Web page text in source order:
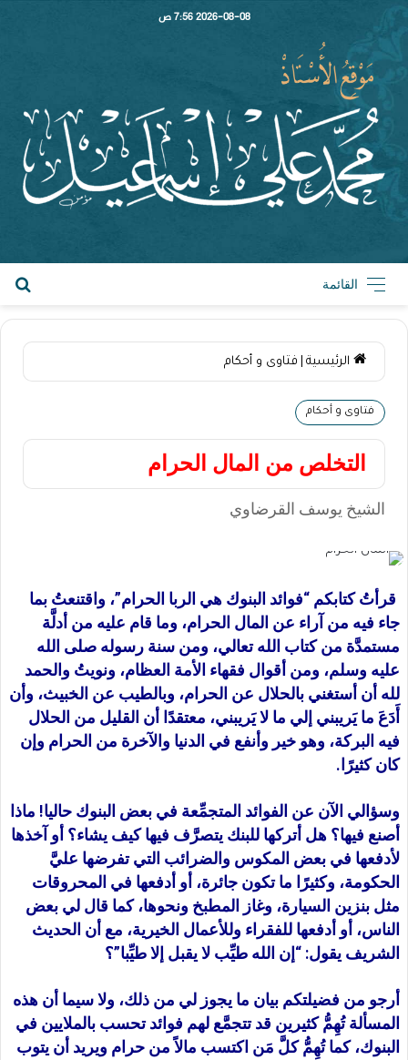
2026-08-08 7:56 ص
القائمة
الرئيسية فتاوى و أحكام
فتاوى و أحكام
التخلص من المال الحرام
الشيخ يوسف القرضاوي
قرأتُ كتابكم “فوائد البنوك هي الربا الحرام”، واقتنعتُ بما
جاء فيه من آراء عن المال الحرام، وما قام عليه من أدلَّة
مستمدَّة من كتاب الله تعالي، ومن سنة رسوله صلى الله
عليه وسلم، ومن أقوال فقهاء الأمة العظام، ونويتُ والحمد
لله أن أستغني بالحلال عن الحرام، وبالطيب عن الخبيث، وأن
أَدَعَ ما يَريبني إلي ما لا يَريبني، معتقدًا أن القليل من الحلال
فيه البركة، وهو خير وأنفع في الدنيا والآخرة من الحرام وإن
كان كثيرًا.
وسؤالي الآن عن الفوائد المتجمِّعة في بعض البنوك حاليا! ماذا
أصنع فيها؟ هل أتركها للبنك يتصرَّف فيها كيف يشاء؟ أو آخذها
لأدفعها في بعض المكوس والضرائب التي تفرضها عليَّ
الحكومة، وكثيرًا ما تكون جائرة، أو أدفعها في المحروقات
مثل بنزين السيارة، وغاز المطبخ ونحوها، كما قال لي بعض
الناس، أو أدفعها للفقراء وللأعمال الخيرية، مع أن الحديث
الشريف يقول: “إن الله طيِّب لا يقبل إلا طيِّبا”؟
أرجو من فضيلتكم بيان ما يجوز لي من ذلك، ولا سيما أن هذه
المسألة تُهِمُّ كثيرين قد تتجمَّع لهم فوائد تحسب بالملايين في
البنوك، كما تُهِمُّ كلَّ مَن اكتسب مالاً من حرام ويريد أن يتوب